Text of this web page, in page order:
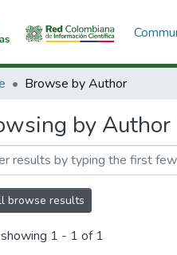
Browse by Author
by
browse results
1 - 1 of 1